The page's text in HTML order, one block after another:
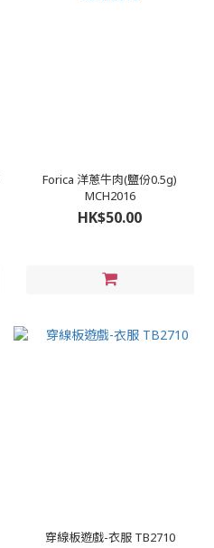
Forica 洋蔥牛肉(鹽份0.5g)
MCH2016
HK$50.00
穿線板遊戲-衣服 TB2710